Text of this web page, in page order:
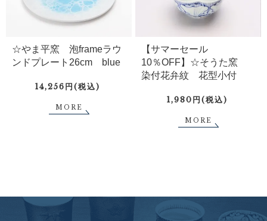
☆やま平窯 泡frameラウ
ンドプレート26cm blue
14,256円(税込)
MORE
【サマーセール
10％OFF】☆そうた窯
染付花弁紋 花型小付
1,980円(税込)
MORE